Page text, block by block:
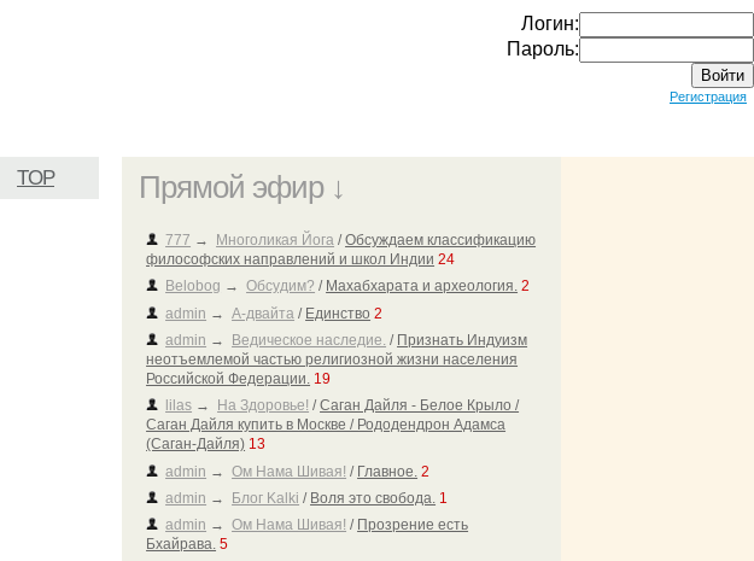
Прямой эфир ↓
777 → Многоликая Йога /Обсуждаем классификацию
философских направлений и школ Индии 24
Belobog →Обсудим? / Махабхарата и археология. 2
admin →А-двайта / Единство 2
admin → Ведическое наследие. / Признать Индуизм
неотъемлемой частью религиозной жизни населения
Российской Федерации. 19
lilas → На Здоровье! /Саган Дайля - Белое Крыло /
Саган Дайля купить в Москве / Рододендрон Адамса
(Саган-Дайля) 13
admin →Ом Нама Шивая! / Главное. 2
admin → Блог Kalki / Воля это свобода. 1
admin →Ом Нама Шивая! / Прозрение есть
Бхайрава. 5
TOP
Логин:
Пароль:
Регистрация